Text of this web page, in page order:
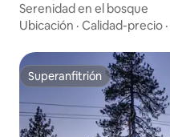
Serenidad en el bosque
Ubicación · Calidad-precio ·
Superanfitrión
Superanfitrión